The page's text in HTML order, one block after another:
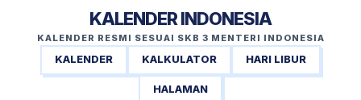
KALENDER INDONESIA
KALENDER RESMI SESUAI SKB 3 MENTERI INDONESIA
KALENDER KALKULATOR HARI LIBUR
HALAMAN